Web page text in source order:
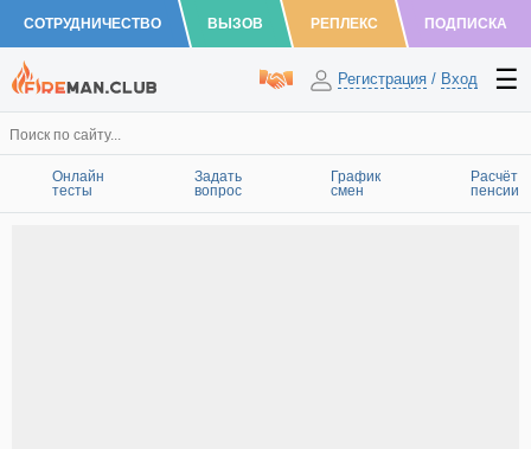
СОТРУДНИЧЕСТВО ВЫЗОВ РЕПЛЕКС ПОДПИСКА
Регистрация / Вход
Онлайн
тесты
Задать
вопрос
График
смен
Расчёт
пенсии